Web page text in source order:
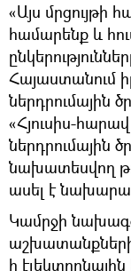
«Այս մրցույթի
համարենք և
Հայաստանում
ներդրումային
«Հյուսիս-
ներդրումային
նախատեսվող
ասել է
Կամրջի
ի